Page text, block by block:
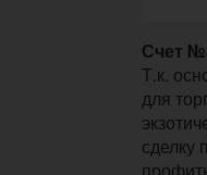
Счет
Т.к.
для
сделку